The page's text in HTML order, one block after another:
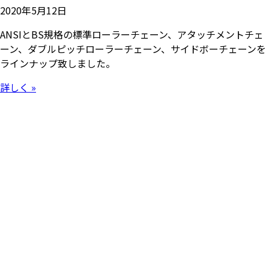
2020年5月12日
ANSIとBS規格の標準ローラーチェーン、アタッチメントチェ
ーン、ダブルピッチローラーチェーン、サイドボーチェーンを
ラインナップ致しました。
詳しく »